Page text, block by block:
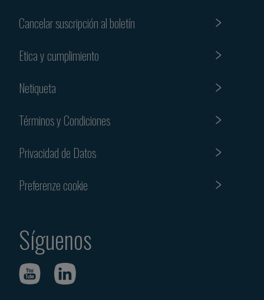
Cancelar suscripción al boletín
Etica y cumplimiento
Netiqueta
Términos y Condiciones
Privacidad de Datos
Preferenze cookie
Síguenos